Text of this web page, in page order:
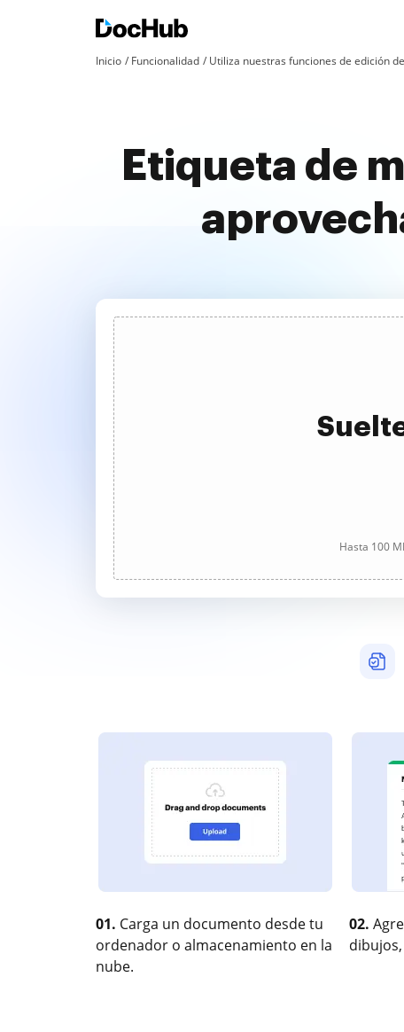
Inicio Funcionalidad Utiliza nuestras funciones de edición
Etiqueta de
Hasta 100
01. Carga un documento desde tu
ordenador o almacenamiento en la
nube.
02.